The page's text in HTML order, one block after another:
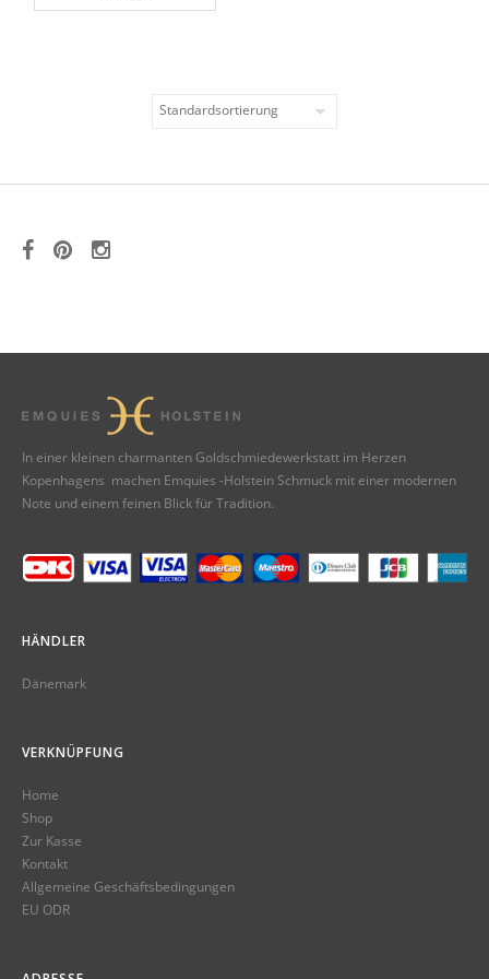
In einer kleinen charmanten Goldschmiedewerkstatt im Herzen
Kopenhagens machen Emquies -Holstein Schmuck mit einer modernen
Note und einem feinen Blick für Tradition.
HÄNDLER
Dänemark
VERKNÜPFUNG
Home
Shop
Zur Kasse
Kontakt
Allgemeine Geschäftsbedingungen
EU ODR